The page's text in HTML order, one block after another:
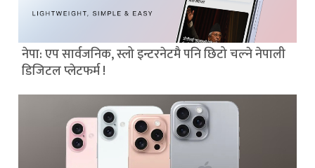
नेपा: एप सार्वजनिक, स्लो इन्टरनेटमै पनि छिटो चल्ने नेपाली
डिजिटल प्लेटफर्म !